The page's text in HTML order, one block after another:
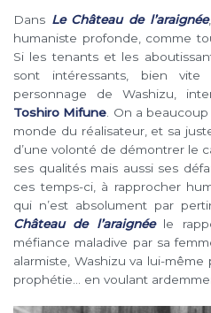
Dans LeChâteau de l’araignée
humaniste profonde, comme
Si les tenants et les
sont intéressants, bien
personnage de Washizu,
Toshiro Mifune. On a
monde du réalisateur, et sa
d’une volonté de démontrer le
ses qualités mais aussi ses
ces temps-ci, à rapprocher
qui n’est absolument par
Château de l’araignéele
méfiance maladive par sa
alarmiste, Washizu va lui-
prophétie… en voulant